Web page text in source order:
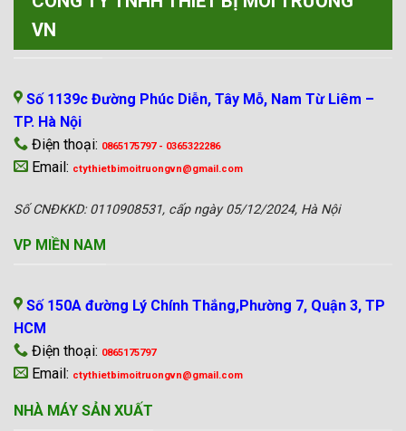
VN
VP MIỀN BẮC
Số 1139c Đường Phúc Diễn, Tây Mỗ, Nam Từ Liêm –
TP. Hà Nội
Điện thoại: 0865175797 - 0365322286
Email: ctythietbimoitruongvn@gmail.com
Số CNĐKKD: 0110908531, cấp ngày 05/12/2024, Hà Nội
VP MIỀN NAM
Số 150A đường Lý Chính Thắng,Phường 7, Quận 3, TP
HCM
Điện thoại: 0865175797
Email: ctythietbimoitruongvn@gmail.com
NHÀ MÁY SẢN XUẤT